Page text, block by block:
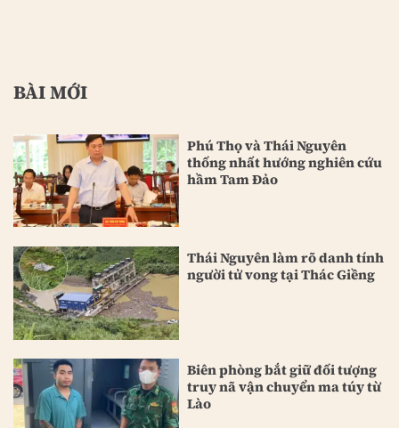
BÀI MỚI
Phú Thọ và Thái Nguyên
thống nhất hướng nghiên cứu
hầm Tam Đảo
Thái Nguyên làm rõ danh tính
người tử vong tại Thác Giềng
Biên phòng bắt giữ đối tượng
truy nã vận chuyển ma túy từ
Lào